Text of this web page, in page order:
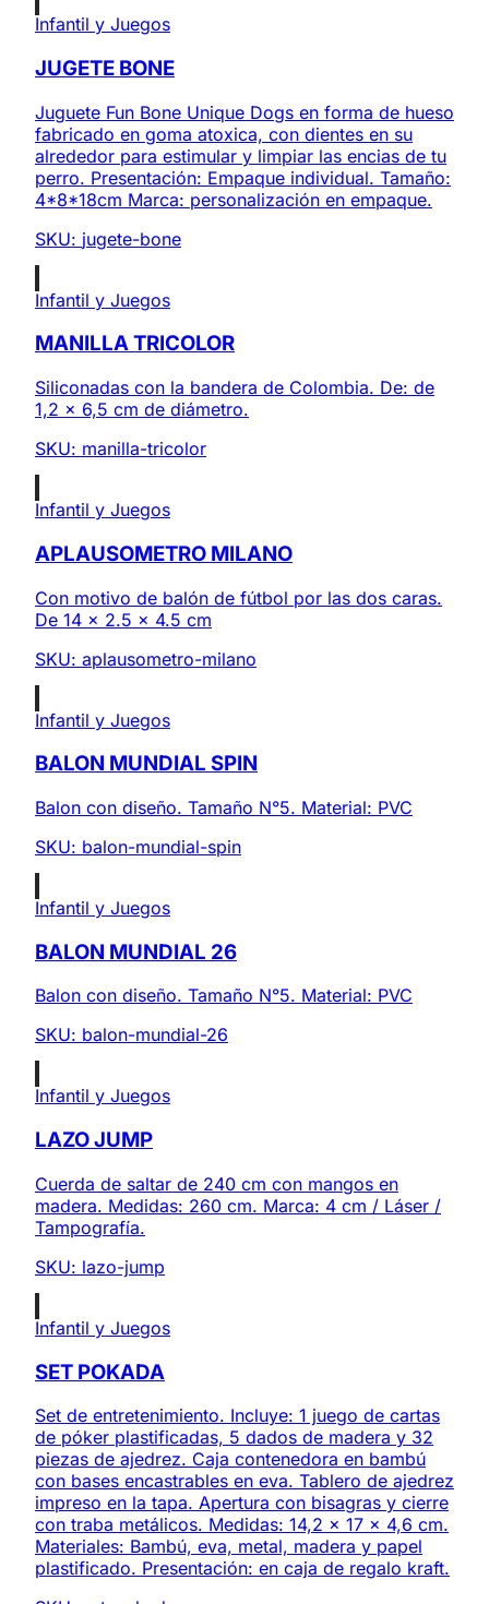
Infantil y Juegos
JUGETE BONE
Juguete Fun Bone Unique Dogs en forma de hueso
fabricado en goma atoxica, con dientes en su
alrededor para estimular y limpiar las encias de tu
perro. Presentación: Empaque individual. Tamaño:
4*8*18cm Marca: personalización en empaque.
SKU: jugete-bone
Infantil y Juegos
MANILLA TRICOLOR
Siliconadas con la bandera de Colombia. De: de
1,2 x 6,5 cm de diámetro.
SKU: manilla-tricolor
Infantil y Juegos
APLAUSOMETRO MILANO
Con motivo de balón de fútbol por las dos caras.
De 14 x 2.5 x 4.5 cm
SKU: aplausometro-milano
Infantil y Juegos
BALON MUNDIAL SPIN
Balon con diseño. Tamaño N°5. Material: PVC
SKU: balon-mundial-spin
Infantil y Juegos
BALON MUNDIAL 26
Balon con diseño. Tamaño N°5. Material: PVC
SKU: balon-mundial-26
Infantil y Juegos
LAZO JUMP
Cuerda de saltar de 240 cm con mangos en
madera. Medidas: 260 cm. Marca: 4 cm / Láser /
Tampografía.
SKU: lazo-jump
Infantil y Juegos
SET POKADA
Set de entretenimiento. Incluye: 1 juego de cartas
de póker plastificadas, 5 dados de madera y 32
piezas de ajedrez. Caja contenedora en bambú
con bases encastrables en eva. Tablero de ajedrez
impreso en la tapa. Apertura con bisagras y cierre
con traba metálicos. Medidas: 14,2 x 17 x 4,6 cm.
Materiales: Bambú, eva, metal, madera y papel
plastificado. Presentación: en caja de regalo kraft.